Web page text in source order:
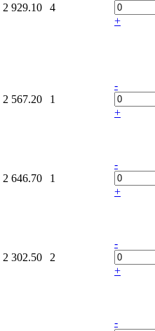
2 929.10 4
+
2 567.20 1
-
+
2 646.70 1
-
+
2 302.50 2
-
+
-